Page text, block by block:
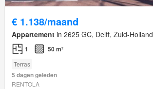
€ 1.138/maand
Appartement in 2625 GC, Delft, Zuid-Holland
1 50 m²
Terras
5 dagen geleden
RENTOLA